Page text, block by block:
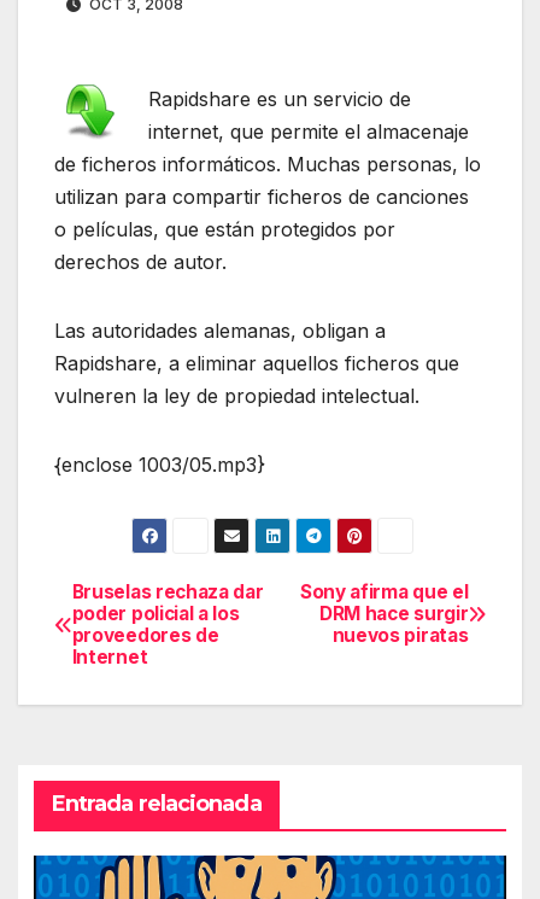
OCT 3, 2008
Rapidshare es un servicio de
internet, que permite el almacenaje
de ficheros informáticos. Muchas personas, lo
utilizan para compartir ficheros de canciones
o películas, que están protegidos por
derechos de autor.
Las autoridades alemanas, obligan a
Rapidshare, a eliminar aquellos ficheros que
vulneren la ley de propiedad intelectual.
{enclose 1003/05.mp3}
Navegación
de
entradas
Sony afirma que el
DRM hace surgir
nuevos piratas
Bruselas rechaza dar
poder policial a los
proveedores de
Internet
Entrada relacionada